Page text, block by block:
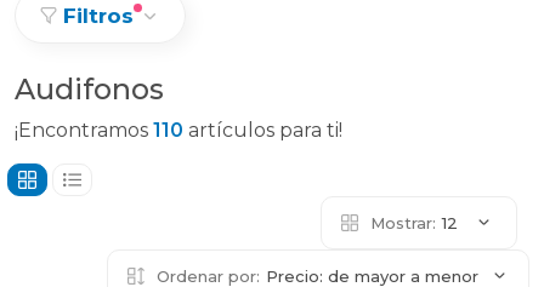
Filtros
Audifonos
¡Encontramos 110 artículos para ti!
Mostrar: 12
Ordenar por: Precio: de mayor a menor